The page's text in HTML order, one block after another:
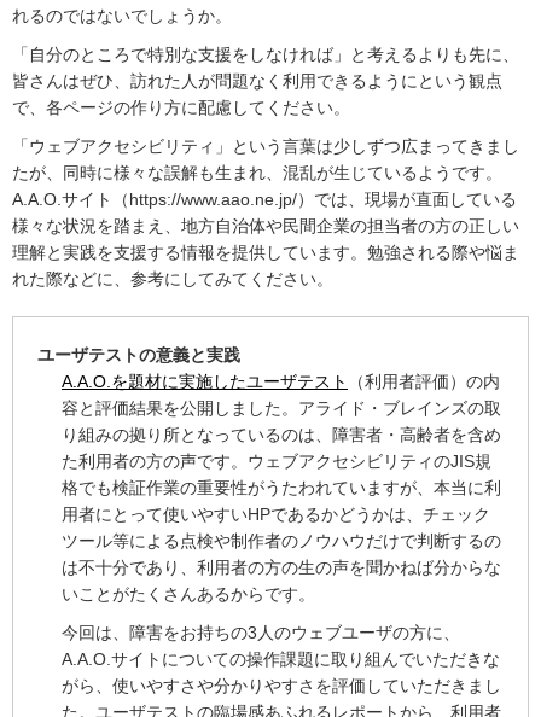
れるのではないでしょうか。
「自分のところで特別な支援をしなければ」と考えるよりも先に、
皆さんはぜひ、訪れた人が問題なく利用できるようにという観点
で、各ページの作り方に配慮してください。
「ウェブアクセシビリティ」という言葉は少しずつ広まってきまし
たが、同時に様々な誤解も生まれ、混乱が生じているようです。
A.A.O.サイト（https://www.aao.ne.jp/）では、現場が直面している
様々な状況を踏まえ、地方自治体や民間企業の担当者の方の正しい
理解と実践を支援する情報を提供しています。勉強される際や悩ま
れた際などに、参考にしてみてください。
ユーザテストの意義と実践
A.A.O.を題材に実施したユーザテスト
（利用者評価）の内
容と評価結果を公開しました。アライド・ブレインズの取
り組みの拠り所となっているのは、障害者・高齢者を含め
た利用者の方の声です。ウェブアクセシビリティのJIS規
格でも検証作業の重要性がうたわれていますが、本当に利
用者にとって使いやすいHPであるかどうかは、チェック
ツール等による点検や制作者のノウハウだけで判断するの
は不十分であり、利用者の方の生の声を聞かねば分からな
いことがたくさんあるからです。
今回は、障害をお持ちの3人のウェブユーザの方に、
A.A.O.サイトについての操作課題に取り組んでいただきな
がら、使いやすさや分かりやすさを評価していただきまし
た。ユーザテストの臨場感あふれるレポートから、利用者